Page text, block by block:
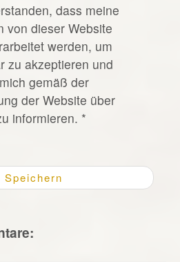
dass meine
von dieser Website
werden, um
zu akzeptieren und
gemäß der
der Website über
informieren. *
Speichern